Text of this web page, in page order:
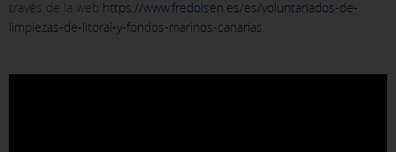
través de la web https://www.fredolsen.es/es/voluntariados-de-
limpiezas-de-litoral-y-fondos-marinos-canarias